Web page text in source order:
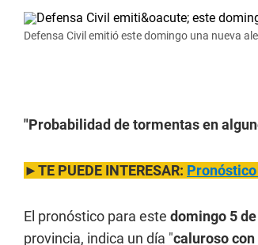
Defensa Civil emitió este domingo una nueva
"Probabilidad de tormentas en
►TE PUEDE INTERESAR:
El pronóstico para este domingo 5
provincia, indica un día "caluroso